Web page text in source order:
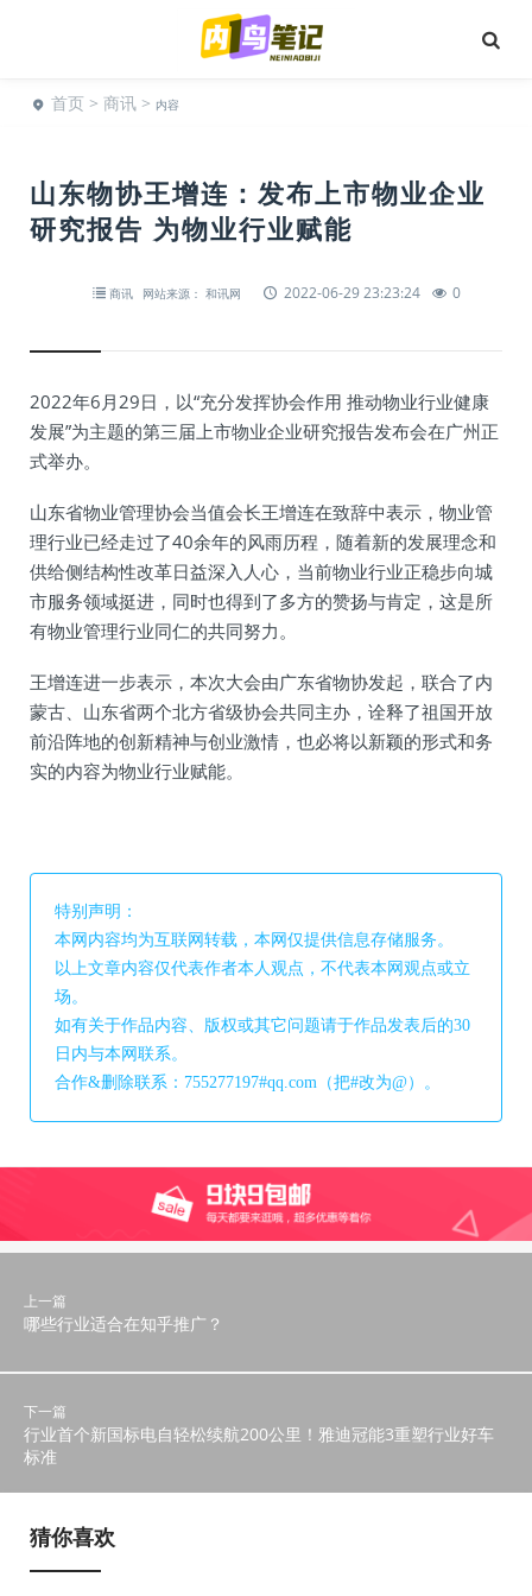
首页 > 商讯 > 内容
山东物协王增连：发布上市物业企业
研究报告 为物业行业赋能
商讯 网站来源： 和讯网 2022-06-29 23:23:24 0
2022年6月29日，以“充分发挥协会作用 推动物业行业健康
发展”为主题的第三届上市物业企业研究报告发布会在广州正
式举办。
山东省物业管理协会当值会长王增连在致辞中表示，物业管
理行业已经走过了40余年的风雨历程，随着新的发展理念和
供给侧结构性改革日益深入人心，当前物业行业正稳步向城
市服务领域挺进，同时也得到了多方的赞扬与肯定，这是所
有物业管理行业同仁的共同努力。
王增连进一步表示，本次大会由广东省物协发起，联合了内
蒙古、山东省两个北方省级协会共同主办，诠释了祖国开放
前沿阵地的创新精神与创业激情，也必将以新颖的形式和务
实的内容为物业行业赋能。
特别声明：
本网内容均为互联网转载，本网仅提供信息存储服务。
以上文章内容仅代表作者本人观点，不代表本网观点或立
场。
如有关于作品内容、版权或其它问题请于作品发表后的30
日内与本网联系。
合作&删除联系：755277197#qq.com（把#改为@）。
上一篇
哪些行业适合在知乎推广？
下一篇
行业首个新国标电自轻松续航200公里！雅迪冠能3重塑行业好车
标准
猜你喜欢